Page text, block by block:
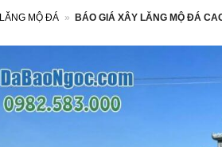
LĂNG MỘ ĐÁ » BÁO GIÁ XÂY LĂNG MỘ ĐÁ